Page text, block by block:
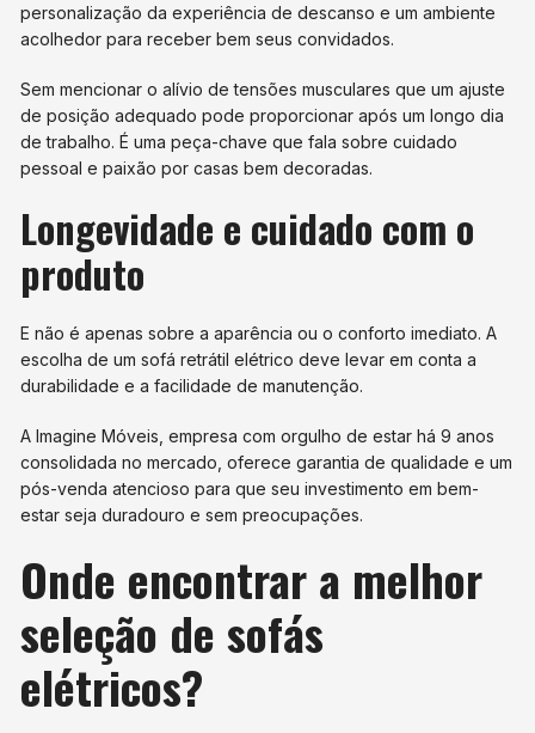
personalização da experiência de descanso e um ambiente
acolhedor para receber bem seus convidados.
Sem mencionar o alívio de tensões musculares que um ajuste
de posição adequado pode proporcionar após um longo dia
de trabalho. É uma peça-chave que fala sobre cuidado
pessoal e paixão por casas bem decoradas.
Longevidade e cuidado com o
produto
E não é apenas sobre a aparência ou o conforto imediato. A
escolha de um sofá retrátil elétrico deve levar em conta a
durabilidade e a facilidade de manutenção.
A Imagine Móveis, empresa com orgulho de estar há 9 anos
consolidada no mercado, oferece garantia de qualidade e um
pós-venda atencioso para que seu investimento em bem-
estar seja duradouro e sem preocupações.
Onde encontrar a melhor
seleção de sofás
elétricos?